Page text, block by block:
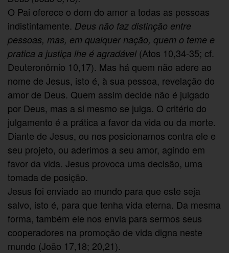
O Pai oferece o dom do amor a todas as pessoas
indistintamente. Deus não faz distinção entre
pessoas, mas, em qualquer nação, quem o teme e
pratica a justiça lhe é agradável(Atos 10,34-35; cf.
Deuteronômio 10,17). Mas há quem não adere ao
nome de Jesus, isto é, à sua pessoa, revelação do
amor de Deus. Quem assim decide não é julgado
por Deus, mas a si mesmo se julga. O critério do
julgamento é a prática a favor da vida ou da morte.
Diante de Jesus, ou nos posicionamos contra ele e
seu projeto, ou aderimos a seu amor, agindo em
favor da vida. Jesus provoca uma decisão, uma
tomada de posição.
Jesus foi enviado ao mundo para que este seja
salvo, isto é, para que tenha vida eterna. Da mesma
forma, também ele nos envia para sermos seus
cooperadores na promoção de vida digna neste
mundo (João 17,18; 20,21).